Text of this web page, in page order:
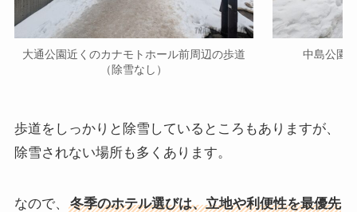
大通公園近くのカナモトホール前周辺の歩道
（除雪なし）
中島公園
歩道をしっかりと除雪しているところもありますが、
除雪されない場所も多くあります。
なので、
冬季のホテル選びは、立地や利便性を最優先